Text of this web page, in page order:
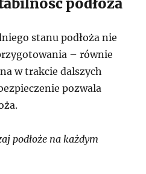
stanu podłoża nie
– równie
w trakcie dalszych
pozwala
podłoże na każdym